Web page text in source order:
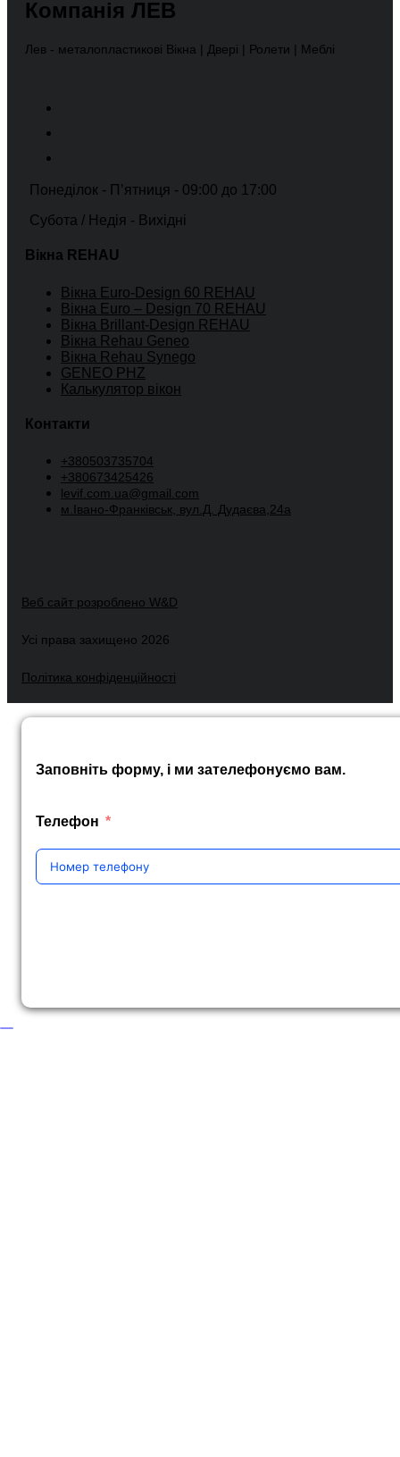
Компанія ЛЕВ
Лев - металопластикові Вікна | Двері | Ролети | Меблі
Понеділок - Пʼятниця - 09:00 до 17:00
Субота / Недія - Вихідні
Вікна REHAU
Вікна Euro-Design 60 REHAU
Вікна Euro – Design 70 REHAU
Вікна Brillant-Design REHAU
Вікна Rehau Geneo
Вікна Rehau Synego
GENEO PHZ
Калькулятор вікон
Контакти
+380503735704
+380673425426
levif.com.ua@gmail.com
м.Івано-Франківськ, вул.Д. Дудаєва,24а
Веб сайт розроблено W&D
Усі права захищено 2026
Політика конфіденційності
Заповніть форму, і ми зателефонуємо вам.
Телефон